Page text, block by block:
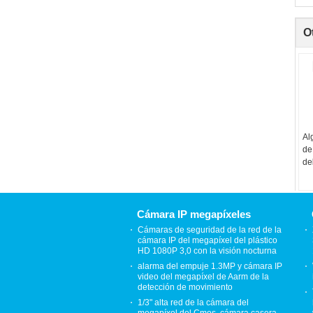
Cámara IP megapíxeles
Cámaras de seguridad de la red de la
cámara IP del megapíxel del plástico
HD 1080P 3,0 con la visión nocturna
alarma del empuje 1.3MP y cámara IP
video del megapíxel de Aarm de la
detección de movimiento
1/3" alta red de la cámara del